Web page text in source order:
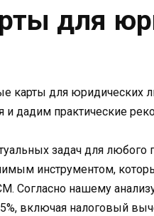
для
карты для юридических
дадим практические
задач для
инструментом,
Согласно нашему
включая налоговый